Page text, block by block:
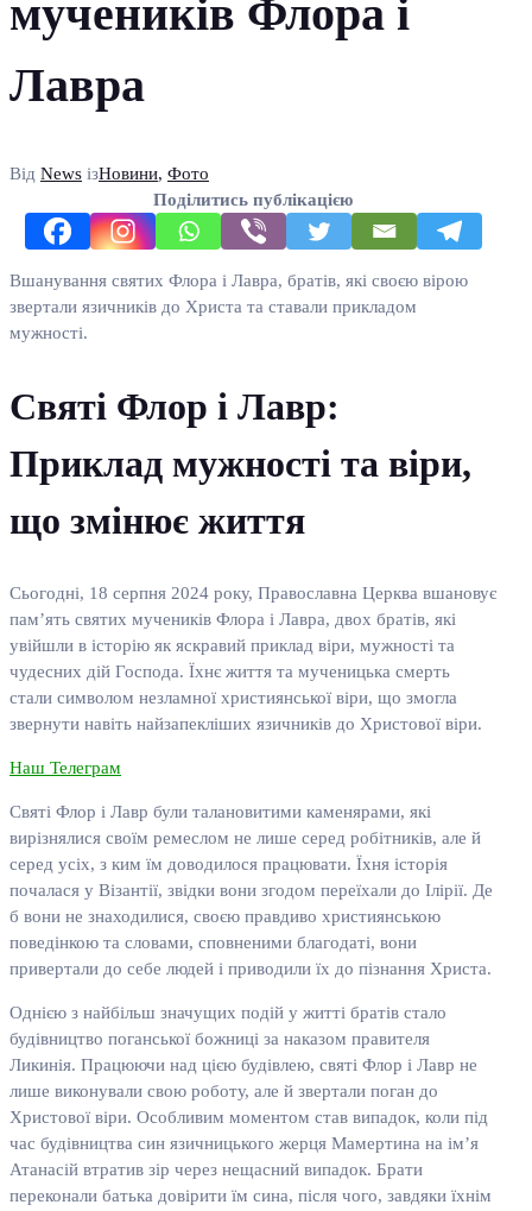
мучеників Флора і
Лавра
Від News ізНовини, Фото
Поділитись публікацією
Вшанування святих Флора і Лавра, братів, які своєю вірою
звертали язичників до Христа та ставали прикладом
мужності.
Святі Флор і Лавр:
Приклад мужності та віри,
що змінює життя
Сьогодні, 18 серпня 2024 року, Православна Церква вшановує
пам’ять святих мучеників Флора і Лавра, двох братів, які
увійшли в історію як яскравий приклад віри, мужності та
чудесних дій Господа. Їхнє життя та мученицька смерть
стали символом незламної християнської віри, що змогла
звернути навіть найзапекліших язичників до Христової віри.
Наш Телеграм
Святі Флор і Лавр були талановитими каменярами, які
вирізнялися своїм ремеслом не лише серед робітників, але й
серед усіх, з ким їм доводилося працювати. Їхня історія
почалася у Візантії, звідки вони згодом переїхали до Ілірії. Де
б вони не знаходилися, своєю правдиво християнською
поведінкою та словами, сповненими благодаті, вони
привертали до себе людей і приводили їх до пізнання Христа.
Однією з найбільш значущих подій у житті братів стало
будівництво поганської божниці за наказом правителя
Ликинія. Працюючи над цією будівлею, святі Флор і Лавр не
лише виконували свою роботу, але й звертали поган до
Христової віри. Особливим моментом став випадок, коли під
час будівництва син язичницького жерця Мамертина на ім’я
Атанасій втратив зір через нещасний випадок. Брати
переконали батька довірити їм сина, після чого, завдяки їхнім